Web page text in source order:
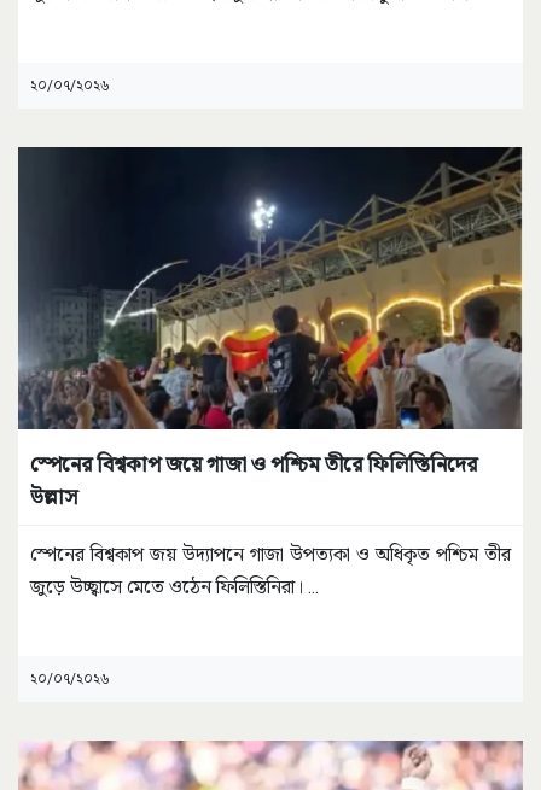
২০/০৭/২০২৬
স্পেনের বিশ্বকাপ জয়ে গাজা ও পশ্চিম তীরে ফিলিস্তিনিদের
উল্লাস
স্পেনের বিশ্বকাপ জয় উদ্যাপনে গাজা উপত্যকা ও অধিকৃত পশ্চিম তীর
জুড়ে উচ্ছ্বাসে মেতে ওঠেন ফিলিস্তিনিরা। ...
২০/০৭/২০২৬